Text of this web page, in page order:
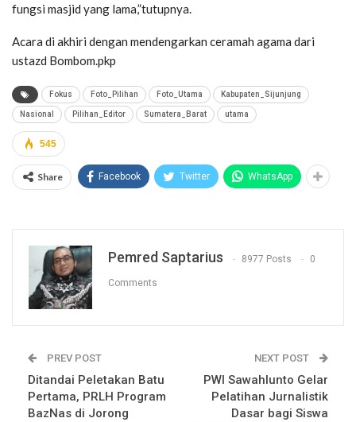
fungsi masjid yang lama,”tutupnya.
Acara di akhiri dengan mendengarkan ceramah agama dari
ustazd Bombom.pkp
Fokus Foto_Pilihan Foto_Utama Kabupaten_Sijunjung
Nasional Pilihan_Editor Sumatera_Barat utama
545
Share Facebook Twitter WhatsApp
Pemred Saptarius 8977 Posts 0
Comments
PREV POST
Ditandai Peletakan Batu
Pertama, PRLH Program
BazNas di Jorong
NEXT POST
PWI Sawahlunto Gelar
Pelatihan Jurnalistik
Dasar bagi Siswa